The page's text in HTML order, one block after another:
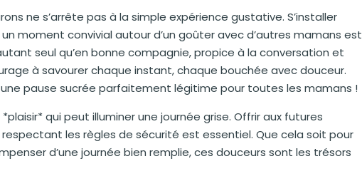
ne s’arrête pas à la simple expérience gustative. S’installer
moment convivial autour d’un goûter avec d’autres mamans est
seul qu’en bonne compagnie, propice à la conversation et
à savourer chaque instant, chaque bouchée avec douceur.
pause sucrée parfaitement légitime pour toutes les mamans !
qui peut illuminer une journée grise. Offrir aux futures
les règles de sécurité est essentiel. Que cela soit pour
d’une journée bien remplie, ces douceurs sont les trésors